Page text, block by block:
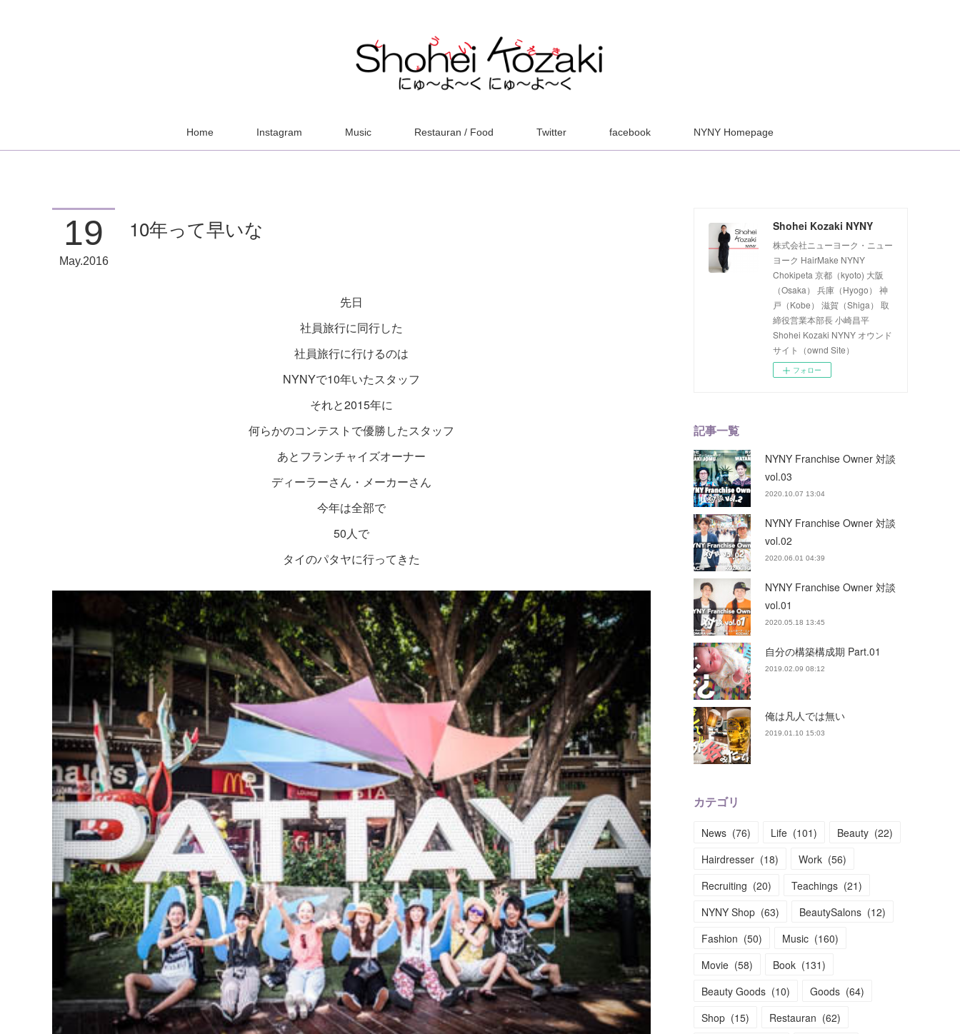
Home Instagram Music Restauran / Food Twitter facebook NYNY Homepage
19
May 2016
10年って早いな
先日
社員旅行に同行した
社員旅行に行けるのは
NYNYで10年いたスタッフ
それと2015年に
何らかのコンテストで優勝したスタッフ
あとフランチャイズオーナー
ディーラーさん・メーカーさん
今年は全部で
50人で
タイのパタヤに行ってきた
Shohei Kozaki NYNY
株式会社ニューヨーク・ニュー
ヨーク HairMake NYNY
Chokipeta 京都（kyoto) 大阪
（Osaka） 兵庫（Hyogo） 神
戸（Kobe） 滋賀（Shiga） 取
締役営業本部長 小崎昌平
Shohei Kozaki NYNY オウンド
サイト（ownd Site）
フォロー
記事一覧
NYNY Franchise Owner 対談
vol.03
2020.10.07 13:04
NYNY Franchise Owner 対談
vol.02
2020.06.01 04:39
NYNY Franchise Owner 対談
vol.01
2020.05.18 13:45
自分の構築構成期 Part.01
2019.02.09 08:12
俺は凡人では無い
2019.01.10 15:03
カテゴリ
News (76) Life (101) Beauty (22)
Hairdresser (18) Work (56)
Recruiting (20) Teachings (21)
NYNY Shop (63) BeautySalons (12)
Fashion (50) Music (160)
Movie (58) Book (131)
Beauty Goods (10) Goods (64)
Shop (15) Restauran (62)